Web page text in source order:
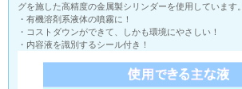
グを施した高精度の金属製シリンダーを使用しています。
・有機溶剤系液体の噴霧に！
・コストダウンができて、しかも環境にやさしい！
・内容液を識別するシール付き！